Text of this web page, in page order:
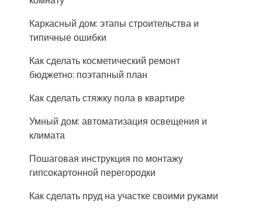
Каркасный дом: этапы строительства и
типичные ошибки
Как сделать косметический ремонт
бюджетно: поэтапный план
Как сделать стяжку пола в квартире
Умный дом: автоматизация освещения и
климата
Пошаговая инструкция по монтажу
гипсокартонной перегородки
Как сделать пруд на участке своими руками